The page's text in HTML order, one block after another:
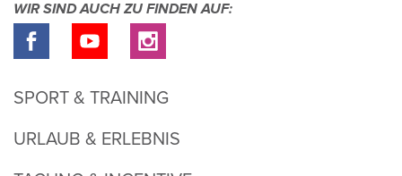
WIR SIND AUCH ZU FINDEN AUF:
SPORT & TRAINING
URLAUB & ERLEBNIS